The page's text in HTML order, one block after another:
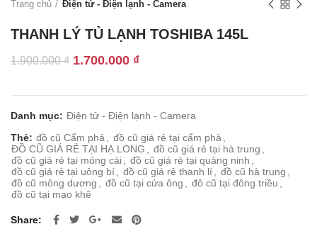
Trang chủ Điện tử - Điện lạnh - Camera
THANH LÝ TỦ LẠNH TOSHIBA 145L
1.900.000₫ Giá
1.700.000 ₫Giá
1.700.000 ₫.
Danh mục: Điện tử - Điện lạnh - Camera
Thẻ: đồ cũ Cẩm phả đồ cũ giá rẻ tại cẩm phả
ĐỒ CŨ GIÁ RẺ TẠI HẠ LONG
đồ cũ giá rẻ tại hà trung
đồ cũ giá rẻ tại móng cái
đồ cũ giá rẻ tại quảng ninh
đồ cũ giá rẻ tại uông bí
đồ cũ giá rẻ thanh lí đồ cũ hà trung
đồ cũ mông dương
đồ cũ tại cửa ông đô cũ tại đông triều
đồ cũ tại mạo khê
Share